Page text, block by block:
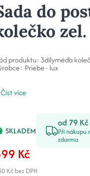
do
produktu: 3dílyméďa
Priebe - lux
Číst více
SKLADEM
od 79 Kč
Při nákupu
zdarma
Kč
Kčbez DPH